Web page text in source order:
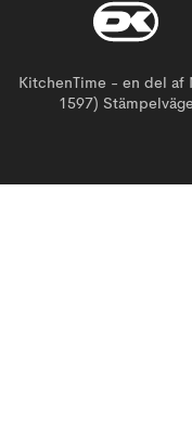
KitchenTime - en del af
1597)